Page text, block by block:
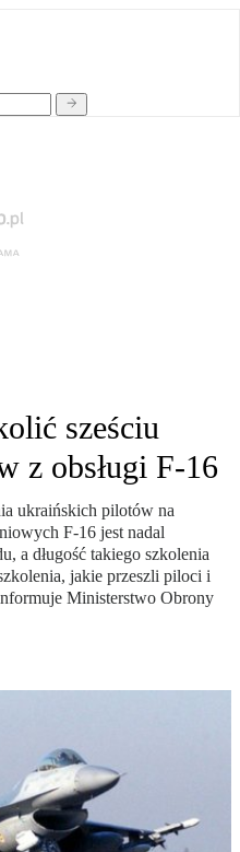
sześciu
z obsługi F-16
ukraińskich pilotów na
F-16 jest nadal
a długość takiego szkolenia
jakie przeszli piloci i
Ministerstwo Obrony